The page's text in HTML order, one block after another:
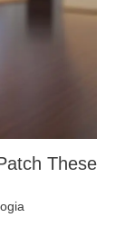
These